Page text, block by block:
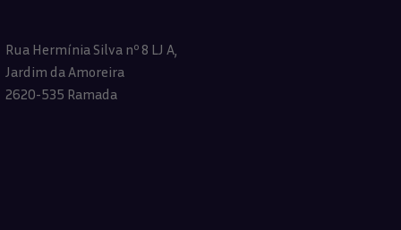
Rua Hermínia Silva nº 8 LJ A,
Jardim da Amoreira
2620-535 Ramada